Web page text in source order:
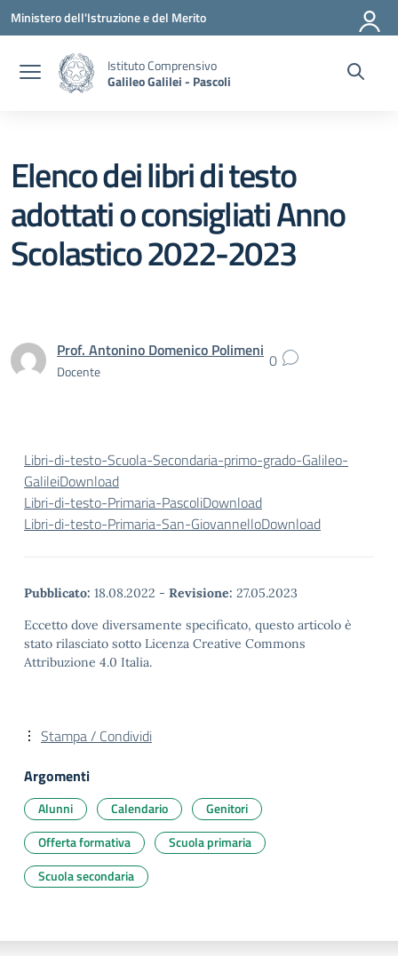
Vai ai contenuti
Vai al menu di navigazione
Vai al footer
Ministero dell'Istruzione e del Merito
Istituto Comprensivo
Galileo Galilei - Pascoli
Elenco dei libri di testo
adottati o consigliati Anno
Scolastico 2022-2023
Prof. Antonino Domenico Polimeni
Docente 0
Libri-di-testo-Scuola-Secondaria-primo-grado-Galileo-
GalileiDownload
Libri-di-testo-Primaria-PascoliDownload
Libri-di-testo-Primaria-San-GiovannelloDownload
Pubblicato: 18.08.2022 - Revisione: 27.05.2023
Eccetto dove diversamente specificato, questo articolo è
stato rilasciato sotto Licenza Creative Commons
Attribuzione 4.0 Italia.
Stampa / Condividi
Argomenti
Alunni Calendario
Genitori
Offerta formativa
Scuola primaria
Scuola secondaria